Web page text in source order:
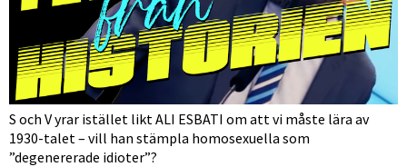
S och V yrar istället likt ALI ESBATI om att vi måste lära av
1930-talet – vill han stämpla homosexuella som
”degenererade idioter”?